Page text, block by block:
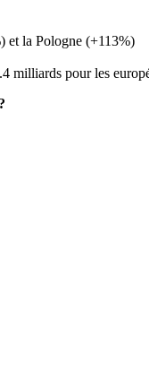
et la Pologne (+113%)
milliards pour les